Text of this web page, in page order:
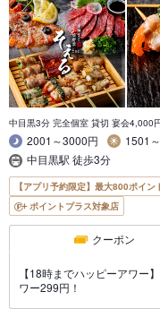
中目黒3分 完全個室 貸切 宴会4,000
2001～3000円
1501
中目黒駅 徒歩3分
【アプリ予約限定】最大800ポイン
ポイントプラス対象店
クーポン
【18時までハッピーアワー
ワー299円！